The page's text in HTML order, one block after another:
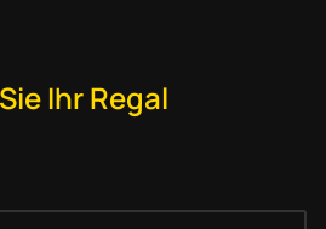
Ihr Regal